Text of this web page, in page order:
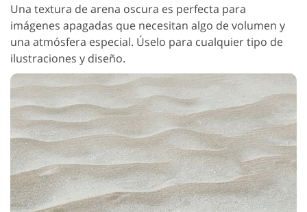
Una textura de arena oscura es perfecta para
imágenes apagadas que necesitan algo de volumen y
una atmósfera especial. Úselo para cualquier tipo de
ilustraciones y diseño.